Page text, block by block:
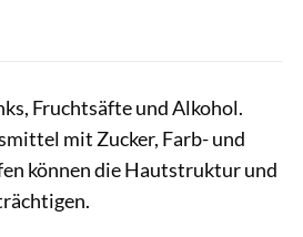
Fruchtsäfte und Alkohol.
mit Zucker, Farb- und
können die Hautstruktur und